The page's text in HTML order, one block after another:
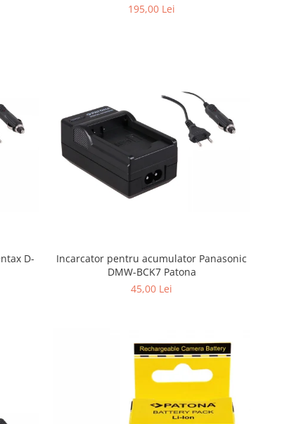
195,00 Lei
D-
Incarcator pentru acumulator Panasonic
DMW-BCK7 Patona
45,00 Lei